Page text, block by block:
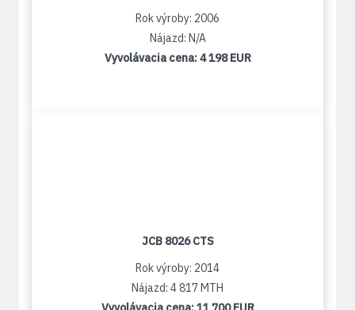
Rok výroby: 2006
Nájazd: N/A
Vyvolávacia cena:4 198 EUR
JCB 8026 CTS
Rok výroby: 2014
Nájazd: 4 817 MTH